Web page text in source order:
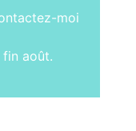
moi
fin août.